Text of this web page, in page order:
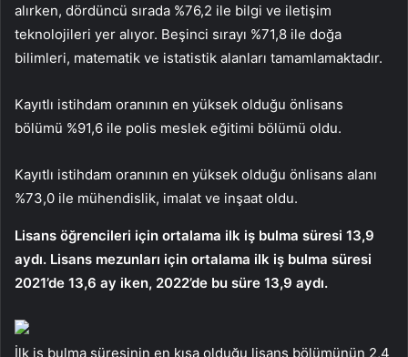
alırken, dördüncü sırada %76,2 ile bilgi ve iletişim
teknolojileri yer alıyor. Beşinci sırayı %71,8 ile doğa
bilimleri, matematik ve istatistik alanları tamamlamaktadır.
Kayıtlı istihdam oranının en yüksek olduğu önlisans
bölümü %91,6 ile polis meslek eğitimi bölümü oldu.
Kayıtlı istihdam oranının en yüksek olduğu önlisans alanı
%73,0 ile mühendislik, imalat ve inşaat oldu.
Lisans öğrencileri için ortalama ilk iş bulma süresi 13,9
aydı. Lisans mezunları için ortalama ilk iş bulma süresi
2021’de 13,6 ay iken, 2022’de bu süre 13,9 aydı.
İlk iş bulma süresinin en kısa olduğu lisans bölümünün 2,4